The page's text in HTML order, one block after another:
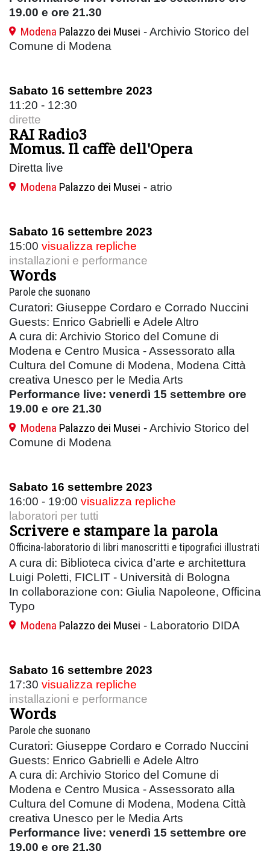
19.00 e ore 21.30
Modena Palazzo dei Musei - Archivio Storico del
Comune di Modena
Sabato 16 settembre 2023
11:20 - 12:30
dirette
RAI Radio3
Momus. Il caffè dell'Opera
Diretta live
Modena Palazzo dei Musei - atrio
Sabato 16 settembre 2023
15:00 visualizza repliche
installazioni e performance
Words
Parole che suonano
Curatori: Giuseppe Cordaro e Corrado Nuccini
Guests: Enrico Gabrielli e Adele Altro
A cura di: Archivio Storico del Comune di
Modena e Centro Musica - Assessorato alla
Cultura del Comune di Modena, Modena Città
creativa Unesco per le Media Arts
Performance live: venerdì 15 settembre ore
19.00 e ore 21.30
Modena Palazzo dei Musei - Archivio Storico del
Comune di Modena
Sabato 16 settembre 2023
16:00 - 19:00 visualizza repliche
laboratori per tutti
Scrivere e stampare la parola
Officina-laboratorio di libri manoscritti e tipografici illustrati
A cura di: Biblioteca civica d’arte e architettura
Luigi Poletti, FICLIT - Università di Bologna
In collaborazione con: Giulia Napoleone, Officina
Typo
Modena Palazzo dei Musei - Laboratorio DIDA
Sabato 16 settembre 2023
17:30 visualizza repliche
installazioni e performance
Words
Parole che suonano
Curatori: Giuseppe Cordaro e Corrado Nuccini
Guests: Enrico Gabrielli e Adele Altro
A cura di: Archivio Storico del Comune di
Modena e Centro Musica - Assessorato alla
Cultura del Comune di Modena, Modena Città
creativa Unesco per le Media Arts
Performance live: venerdì 15 settembre ore
19.00 e ore 21.30